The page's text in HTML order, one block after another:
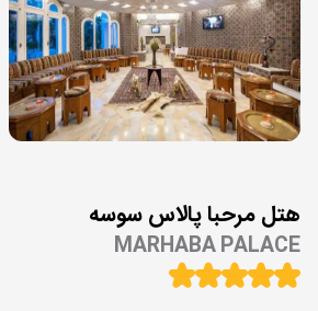
هتل مرحبا پالاس سوسه
MARHABA PALACE